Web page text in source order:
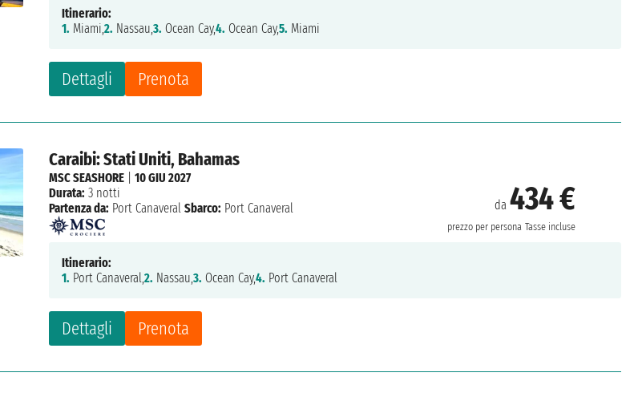
Dettagli Prenota
Itinerario:
1. Miami,2. Nassau,3. Ocean Cay,4. Ocean Cay,5. Miami
Caraibi: Stati Uniti, Bahamas
da434 €
prezzo per persona Tasse incluse
Dettagli Prenota
MSC SEASHORE |10 GIU 2027
Durata: 3 notti
Partenza da: Port Canaveral Sbarco: Port Canaveral
Itinerario:
1. Port Canaveral,2. Nassau,3. Ocean Cay,4. Port Canaveral